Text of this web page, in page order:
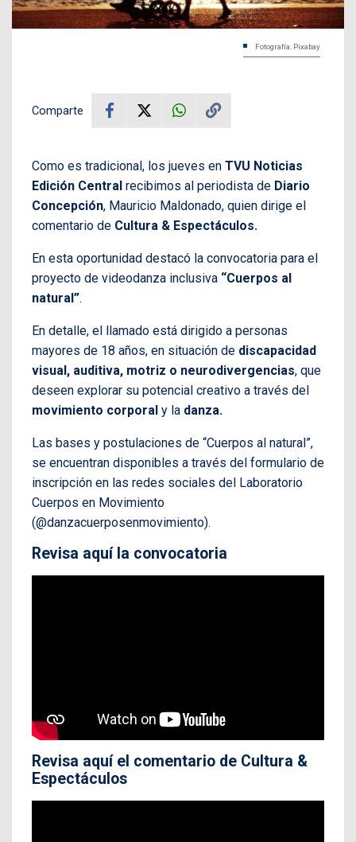
Fotografía: Pixabay
Comparte
Como es tradicional, los jueves en TVU Noticias
Edición Central recibimos al periodista de Diario
Concepción, Mauricio Maldonado, quien dirige el
comentario de Cultura & Espectáculos.
En esta oportunidad destacó la convocatoria para el
proyecto de videodanza inclusiva “Cuerpos al
natural”.
En detalle, el llamado está dirigido a personas
mayores de 18 años, en situación de discapacidad
visual, auditiva, motriz o neurodivergencias, que
deseen explorar su potencial creativo a través del
movimiento corporal y la danza.
Las bases y postulaciones de “Cuerpos al natural”,
se encuentran disponibles a través del formulario de
inscripción en las redes sociales del Laboratorio
Cuerpos en Movimiento
(@danzacuerposenmovimiento).
Revisa aquí la convocatoria
Revisa aquí el comentario de Cultura &
Espectáculos